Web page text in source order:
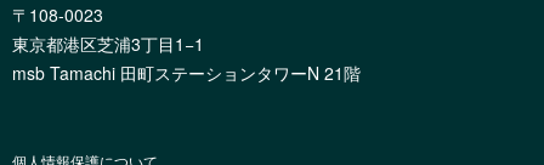
〒108-0023
東京都港区芝浦3丁目1−1
msb Tamachi 田町ステーションタワーN 21階
個人情報保護について